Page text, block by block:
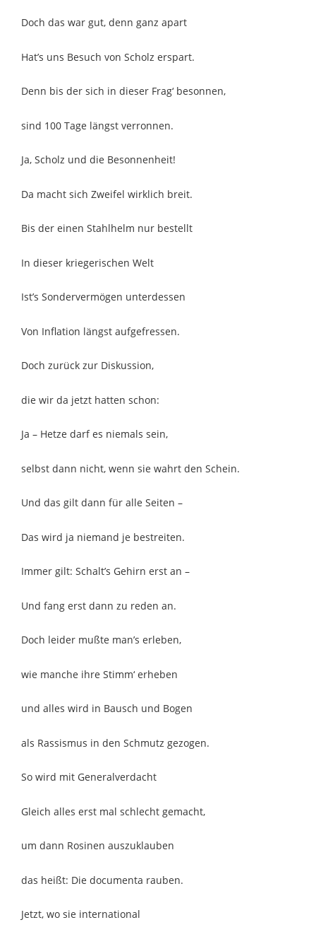
Doch das war gut, denn ganz apart
Hat’s uns Besuch von Scholz erspart.
Denn bis der sich in dieser Frag‘ besonnen,
sind 100 Tage längst verronnen.
Ja, Scholz und die Besonnenheit!
Da macht sich Zweifel wirklich breit.
Bis der einen Stahlhelm nur bestellt
In dieser kriegerischen Welt
Ist’s Sondervermögen unterdessen
Von Inflation längst aufgefressen.
Doch zurück zur Diskussion,
die wir da jetzt hatten schon:
Ja – Hetze darf es niemals sein,
selbst dann nicht, wenn sie wahrt den Schein.
Und das gilt dann für alle Seiten –
Das wird ja niemand je bestreiten.
Immer gilt: Schalt’s Gehirn erst an –
Und fang erst dann zu reden an.
Doch leider mußte man’s erleben,
wie manche ihre Stimm‘ erheben
und alles wird in Bausch und Bogen
als Rassismus in den Schmutz gezogen.
So wird mit Generalverdacht
Gleich alles erst mal schlecht gemacht,
um dann Rosinen auszuklauben
das heißt: Die documenta rauben.
Jetzt, wo sie international